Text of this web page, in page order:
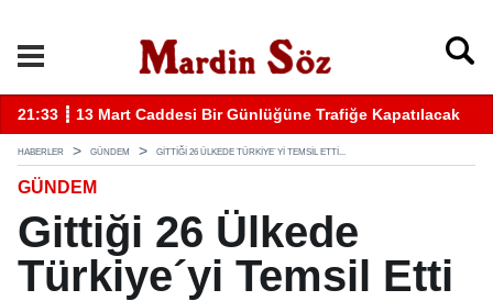
11:57 ┋ Midyat’ta bıçaklı kavga can aldı
HABERLER GÜNDEM GITTIĞI 26 ÜLKEDE TÜRKIYE´YI TEMSIL ETTI...
GÜNDEM
Gittiği 26 Ülkede
Türkiye´yi Temsil Etti